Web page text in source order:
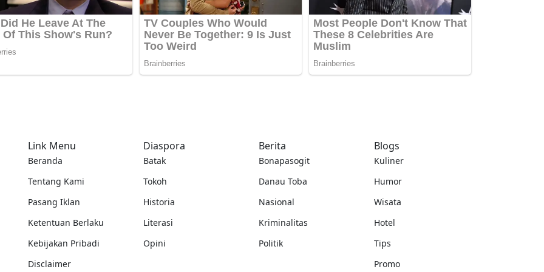
Link Menu
Beranda
Tentang Kami
Pasang Iklan
Ketentuan Berlaku
Kebijakan Pribadi
Disclaimer
Diaspora
Batak
Tokoh
Historia
Literasi
Opini
Berita
Bonapasogit
Danau Toba
Nasional
Kriminalitas
Politik
Blogs
Kuliner
Humor
Wisata
Hotel
Tips
Promo